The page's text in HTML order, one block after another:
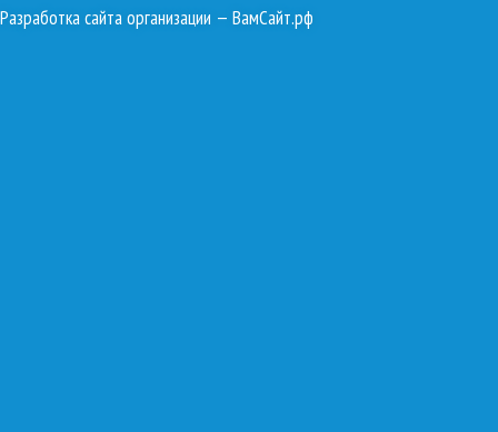
Разработка сайта организации — ВамСайт.рф